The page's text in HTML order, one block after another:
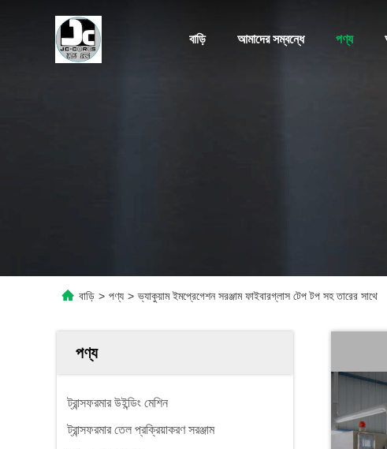
বাড়ি আমাদের সম্বন্ধে পণ্য
বাড়ি > পণ্য > ভ্যাকুয়াম ইমপ্রেগেশন সরঞ্জাম ফাইবারগ্লাস টেপ টপ সহ তারের সাথে
পণ্য
ট্রান্সফরমার উইন্ডিং মেশিন
ট্রান্সফরমার তেল প্রক্রিয়াকরণ সরঞ্জাম